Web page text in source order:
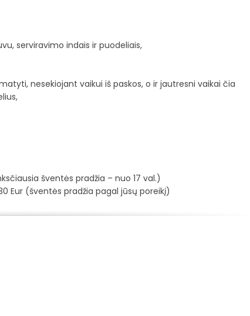
serviravimo indais ir puodeliais,
nesekiojant vaikui iš paskos, o ir jautresni vaikai čia
šventės pradžia – nuo 17 val.)
Eur (šventės pradžia pagal jūsų poreikį)